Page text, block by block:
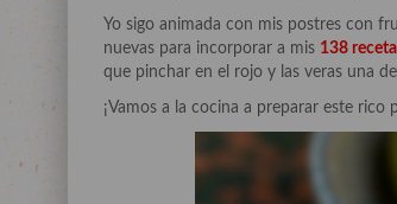
Yo sigo animada con mis postres con
nuevas para incorporar a mis 138
que pinchar en el rojo y las veras una
¡Vamos a la cocina a preparar este rico